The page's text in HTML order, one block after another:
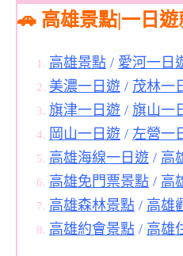
🚗 高雄景點|一日
高雄景點 / 愛河一日
美濃一日遊 / 茂林一
旗津一日遊 / 旗山一
岡山一日遊 / 左營一
高雄海線一日遊 / 高
高雄免門票景點 / 高
高雄森林景點 / 高雄
高雄約會景點 / 高雄